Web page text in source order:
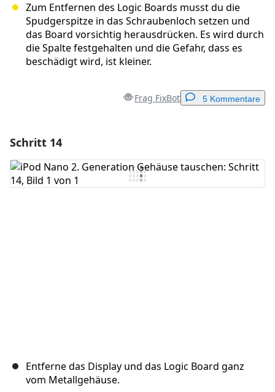
Zum Entfernen des Logic Boards musst du die
Spudgerspitze in das Schraubenloch setzen und
das Board vorsichtig herausdrücken. Es wird durch
die Spalte festgehalten und die Gefahr, dass es
beschädigt wird, ist kleiner.
Frag FixBot 5 Kommentare
Kommentar hinzufügen
Schritt 14
Entferne das Display und das Logic Board ganz
vom Metallgehäuse.